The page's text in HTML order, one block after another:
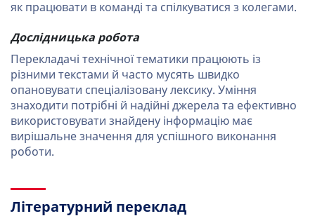
як працювати в команді та спілкуватися з колегами.
Дослідницька робота
Перекладачі технічної тематики працюють із
різними текстами й часто мусять швидко
опановувати спеціалізовану лексику. Уміння
знаходити потрібні й надійні джерела та ефективно
використовувати знайдену інформацію має
вирішальне значення для успішного виконання
роботи.
Літературний переклад